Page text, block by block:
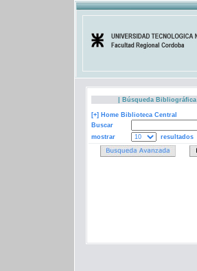
Búsqueda Bibliográfica
[+] Home Biblioteca Central
Buscar
mostrar
resultados